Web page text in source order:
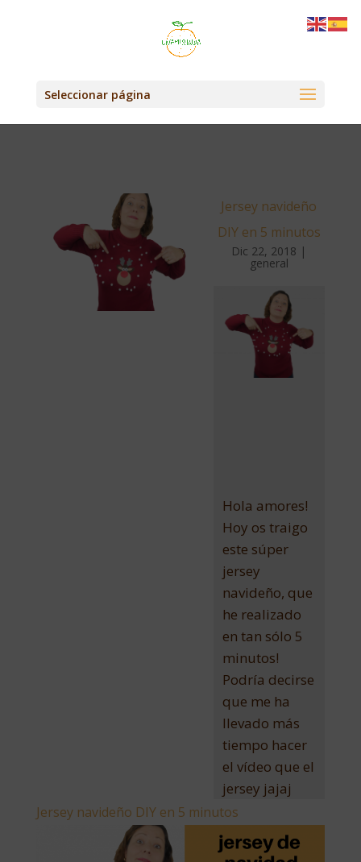
Seleccionar página
Jersey navideño
DIY en 5 minutos
Dic 22, 2018 |
general
Hola amores!
Hoy os traigo
este súper
jersey
navideño, que
he realizado
en tan sólo 5
minutos!
Podría decirse
que me ha
llevado más
tiempo hacer
el vídeo que el
jersey jajaj
Jersey navideño DIY en 5 minutos